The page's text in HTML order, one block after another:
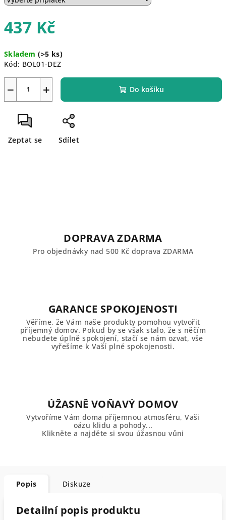
437 Kč
cena:
Skladem(>5 ks)
Kód: BOL01-DEZ
+
− Do košíku
Zeptat se Sdílet
DOPRAVA ZDARMA
Pro objednávky nad 500 Kč doprava ZDARMA
GARANCE SPOKOJENOSTI
Věříme, že Vám naše produkty pomohou vytvořit
příjemný domov. Pokud by se však stalo, že s něčím
nebudete úplně spokojení, stačí se nám ozvat, vše
vyřešíme k Vaší plné spokojenosti.
ÚŽASNĚ VOŇAVÝ DOMOV
Vytvoříme Vám doma příjemnou atmosféru, Vaši
oázu klidu a pohody...
Klikněte a najděte si svou úžasnou vůni
Popis Diskuze
Detailní popis produktu